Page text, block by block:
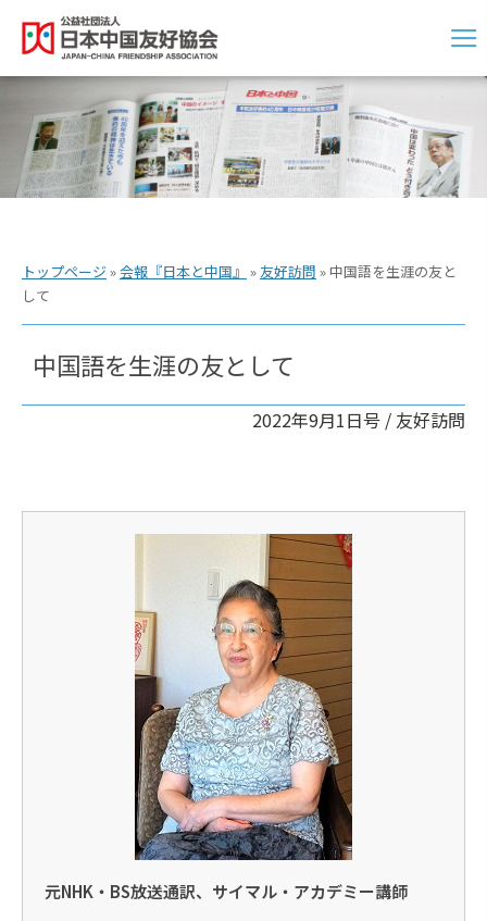
トップページ »会報『日本と中国』 »友好訪問 »中国語を生涯の友と
して
中国語を生涯の友として
2022年9月1日号 / 友好訪問
元NHK・BS放送通訳、サイマル・アカデミー講師